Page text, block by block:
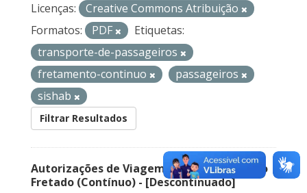
Licenças:
Creative Commons Atribuição
Formatos:
PDF
Etiquetas:
transporte-de-passageiros
fretamento-continuo
passageiros
sishab
Filtrar Resultados
Autorizações de Viagem Nacional – Serviço
Fretado (Contínuo) - [Descontinuado]